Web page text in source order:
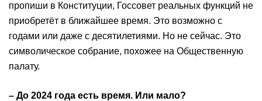
пропиши в Конституции, Госсовет реальных функций не
приобретёт в ближайшее время. Это возможно с
годами или даже с десятилетиями. Но не сейчас. Это
символическое собрание, похожее на Общественную
палату.
– До 2024 года есть время. Или мало?